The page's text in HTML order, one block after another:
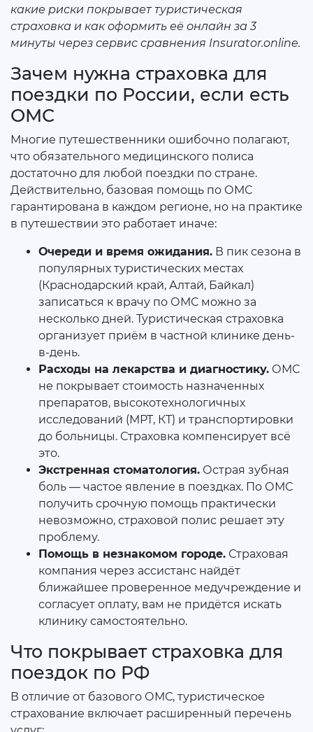
какие риски покрывает туристическая
страховка и как оформить её онлайн за 3
минуты через сервис сравнения Insurator.online.
Зачем нужна страховка для
поездки по России, если есть
ОМС
Многие путешественники ошибочно полагают,
что обязательного медицинского полиса
достаточно для любой поездки по стране.
Действительно, базовая помощь по ОМС
гарантирована в каждом регионе, но на практике
в путешествии это работает иначе:
Очереди и время ожидания. В пик сезона в
популярных туристических местах
(Краснодарский край, Алтай, Байкал)
записаться к врачу по ОМС можно за
несколько дней. Туристическая страховка
организует приём в частной клинике день-
в-день.
Расходы на лекарства и диагностику. ОМС
не покрывает стоимость назначенных
препаратов, высокотехнологичных
исследований (МРТ, КТ) и транспортировки
до больницы. Страховка компенсирует всё
это.
Экстренная стоматология. Острая зубная
боль — частое явление в поездках. По ОМС
получить срочную помощь практически
невозможно, страховой полис решает эту
проблему.
Помощь в незнакомом городе. Страховая
компания через ассистанс найдёт
ближайшее проверенное медучреждение и
согласует оплату, вам не придётся искать
клинику самостоятельно.
Что покрывает страховка для
поездок по РФ
В отличие от базового ОМС, туристическое
страхование включает расширенный перечень